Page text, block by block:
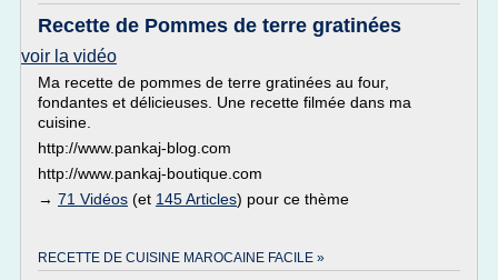
Recette de Pommes de terre gratinées
voir la vidéo
Ma recette de pommes de terre gratinées au four,
fondantes et délicieuses. Une recette filmée dans ma
cuisine.
http://www.pankaj-blog.com
http://www.pankaj-boutique.com
→ 71 Vidéos (et 145 Articles) pour ce thème
RECETTE DE CUISINE MAROCAINE FACILE »